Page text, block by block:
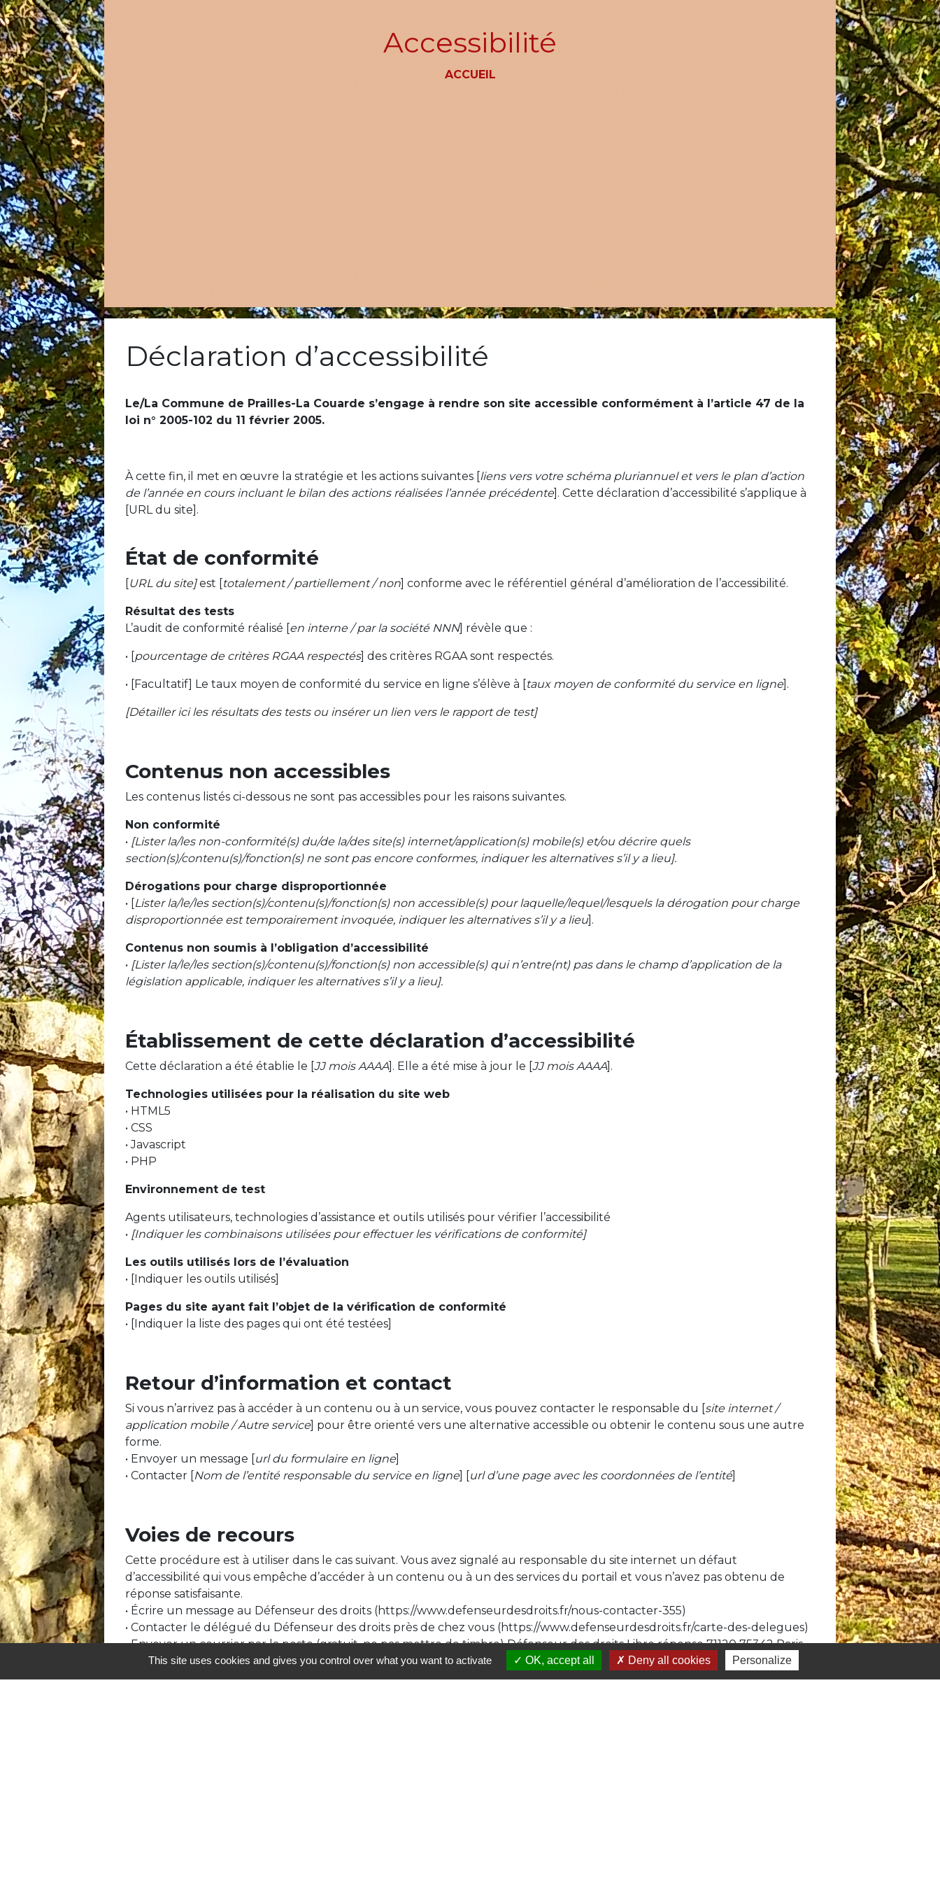
Accessibilité
ACCUEIL
Déclaration d’accessibilité
Le/La Commune de Prailles-La Couarde s’engage à rendre son site accessible conformément à l’article 47 de la
loi n° 2005-102 du 11 février 2005.
À cette fin, il met en œuvre la stratégie et les actions suivantes [liens vers votre schéma pluriannuel et vers le plan d’action
de l’année en cours incluant le bilan des actions réalisées l’année précédente]. Cette déclaration d’accessibilité s’applique à
[URL du site].
État de conformité
[URL du site]est [totalement / partiellement / non] conforme avec le référentiel général d’amélioration de l’accessibilité.
Résultat des tests
L’audit de conformité réalisé [en interne / par la société NNN] révèle que :
• [pourcentage de critères RGAA respectés] des critères RGAA sont respectés.
• [Facultatif] Le taux moyen de conformité du service en ligne s’élève à [taux moyen de conformité du service en ligne].
[Détailler ici les résultats des tests ou insérer un lien vers le rapport de test]
Contenus non accessibles
Les contenus listés ci-dessous ne sont pas accessibles pour les raisons suivantes.
Non conformité
• [Lister la/les non-conformité(s) du/de la/des site(s) internet/application(s) mobile(s) et/ou décrire quels
section(s)/contenu(s)/fonction(s) ne sont pas encore conformes, indiquer les alternatives s’il y a lieu].
Dérogations pour charge disproportionnée
• [Lister la/le/les section(s)/contenu(s)/fonction(s) non accessible(s) pour laquelle/lequel/lesquels la dérogation pour charge
disproportionnée est temporairement invoquée, indiquer les alternatives s’il y a lieu].
Contenus non soumis à l’obligation d’accessibilité
• [Lister la/le/les section(s)/contenu(s)/fonction(s) non accessible(s) qui n’entre(nt) pas dans le champ d’application de la
législation applicable, indiquer les alternatives s’il y a lieu].
Établissement de cette déclaration d’accessibilité
Cette déclaration a été établie le [JJ mois AAAA]. Elle a été mise à jour le [JJ mois AAAA].
Technologies utilisées pour la réalisation du site web
• HTML5
• CSS
• Javascript
• PHP
Environnement de test
Agents utilisateurs, technologies d’assistance et outils utilisés pour vérifier l’accessibilité
• [Indiquer les combinaisons utilisées pour effectuer les vérifications de conformité]
Les outils utilisés lors de l’évaluation
• [Indiquer les outils utilisés]
Pages du site ayant fait l’objet de la vérification de conformité
• [Indiquer la liste des pages qui ont été testées]
Retour d’information et contact
Si vous n’arrivez pas à accéder à un contenu ou à un service, vous pouvez contacter le responsable du [site internet /
application mobile / Autre service] pour être orienté vers une alternative accessible ou obtenir le contenu sous une autre
forme.
• Envoyer un message [url du formulaire en ligne]
• Contacter [Nom de l’entité responsable du service en ligne] [url d’une page avec les coordonnées de l’entité]
Voies de recours
Cette procédure est à utiliser dans le cas suivant. Vous avez signalé au responsable du site internet un défaut
d’accessibilité qui vous empêche d’accéder à un contenu ou à un des services du portail et vous n’avez pas obtenu de
réponse satisfaisante.
• Écrire un message au Défenseur des droits (https://www.defenseurdesdroits.fr/nous-contacter-355)
• Contacter le délégué du Défenseur des droits près de chez vous (https://www.defenseurdesdroits.fr/carte-des-delegues)
• Envoyer un courrier par la poste (gratuit, ne pas mettre de timbre) Défenseur des droits Libre réponse 71120 75342 Paris
CEDEX 07
This site uses cookies and gives you control over what you want to activate OK, accept all Deny all cookies Personalize